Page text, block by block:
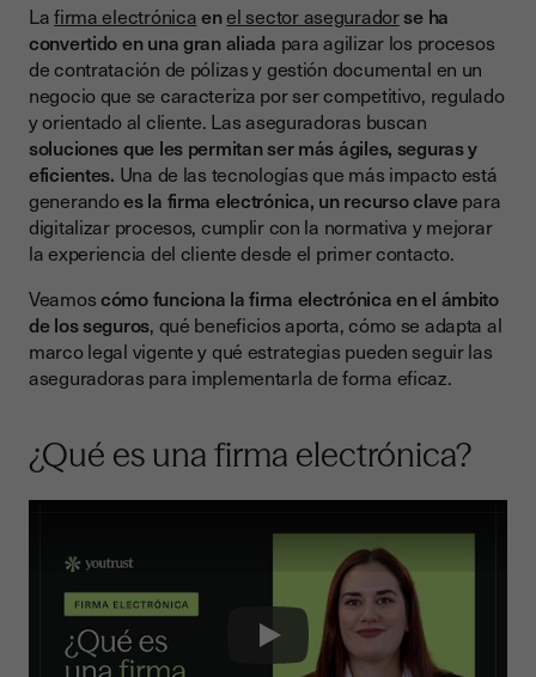
Principales casos de uso de la firma digital en el sector
asegurador:
Beneficios de la firma electrónica para aseguradoras y
clientes
1. Experiencia del cliente mejorada
2. Eficiencia operativa
3. Seguridad y cumplimiento
4. Sostenibilidad
Consideraciones jurídicas: ¿cumple la firma electrónica con
la normativa?
Estrategias de implementación en el sector seguros
Riesgos y cómo mitigarlos
La solución de Youtrust: seguridad, legalidad y facilidad
Lafirma electrónicaenel sector aseguradorse ha
convertido en una gran aliada para agilizar los procesos
de contratación de pólizas y gestión documental en un
negocio que se caracteriza por ser competitivo, regulado
y orientado al cliente. Las aseguradoras buscan
soluciones que les permitan ser más ágiles, seguras y
eficientes. Una de las tecnologías que más impacto está
generandoes la firma electrónica, un recurso clavepara
digitalizar procesos, cumplir con la normativa y mejorar
la experiencia del cliente desde el primer contacto.
Veamoscómo funciona la firma electrónica en el ámbito
de los seguros, qué beneficios aporta, cómo se adapta al
marco legal vigente y qué estrategias pueden seguir las
aseguradoras para implementarla de forma eficaz.
¿Qué es una firma electrónica?
Play